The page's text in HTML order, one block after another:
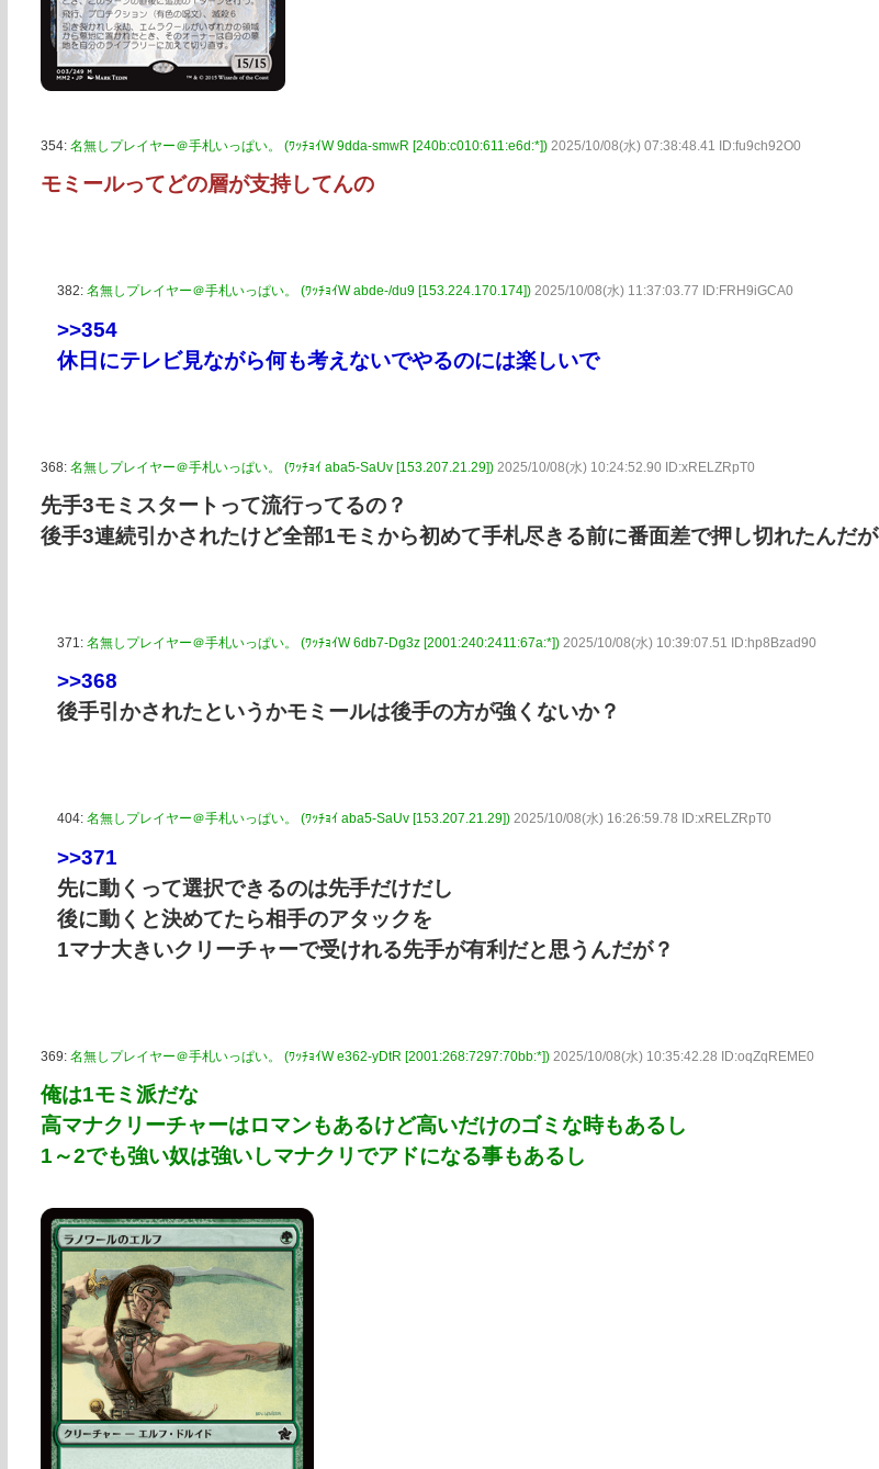
354: 名無しプレイヤー＠手札いっぱい。 (ﾜｯﾁｮｲW 9dda-smwR [240b:c010:611:e6d:*]) 2025/10/08(水) 07:38:48.41 ID:fu9ch92O0
モミールってどの層が支持してんの
382: 名無しプレイヤー＠手札いっぱい。 (ﾜｯﾁｮｲW abde-/du9 [153.224.170.174]) 2025/10/08(水) 11:37:03.77 ID:FRH9iGCA0
>>354
休日にテレビ見ながら何も考えないでやるのには楽しいで
368: 名無しプレイヤー＠手札いっぱい。 (ﾜｯﾁｮｲ aba5-SaUv [153.207.21.29]) 2025/10/08(水) 10:24:52.90 ID:xRELZRpT0
先手3モミスタートって流行ってるの？
後手3連続引かされたけど全部1モミから初めて手札尽きる前に番面差で押し切れたんだが
371: 名無しプレイヤー＠手札いっぱい。 (ﾜｯﾁｮｲW 6db7-Dg3z [2001:240:2411:67a:*]) 2025/10/08(水) 10:39:07.51 ID:hp8Bzad90
>>368
後手引かされたというかモミールは後手の方が強くないか？
404: 名無しプレイヤー＠手札いっぱい。 (ﾜｯﾁｮｲ aba5-SaUv [153.207.21.29]) 2025/10/08(水) 16:26:59.78 ID:xRELZRpT0
>>371
先に動くって選択できるのは先手だけだし
後に動くと決めてたら相手のアタックを
1マナ大きいクリーチャーで受けれる先手が有利だと思うんだが？
369: 名無しプレイヤー＠手札いっぱい。 (ﾜｯﾁｮｲW e362-yDtR [2001:268:7297:70bb:*]) 2025/10/08(水) 10:35:42.28 ID:oqZqREME0
俺は1モミ派だな
高マナクリーチャーはロマンもあるけど高いだけのゴミな時もあるし
1～2でも強い奴は強いしマナクリでアドになる事もあるし